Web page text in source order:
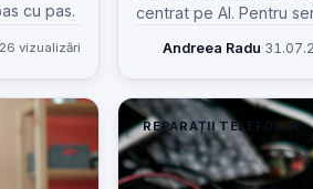
cu pas.
26 vizualizări
centrat pe AI. Pentru
reparabilitate.
Andreea Radu·
REPARAȚII TELEFOANE